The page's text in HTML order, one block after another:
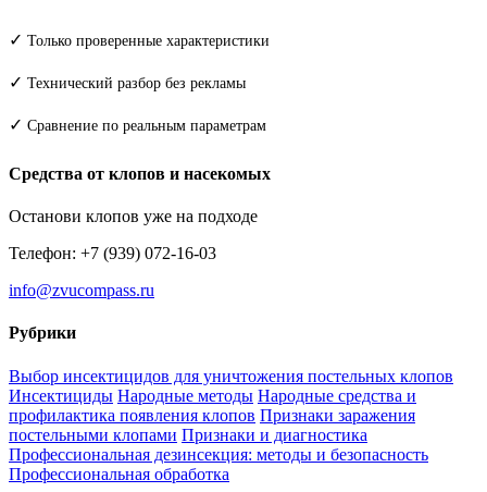
✓ Только проверенные характеристики
✓ Технический разбор без рекламы
✓ Сравнение по реальным параметрам
Средства от клопов и насекомых
Останови клопов уже на подходе
Телефон: +7 (939) 072-16-03
info@zvucompass.ru
Рубрики
Выбор инсектицидов для уничтожения постельных клопов
Инсектициды Народные методы Народные средства и
профилактика появления клопов Признаки заражения
постельными клопами Признаки и диагностика
Профессиональная дезинсекция: методы и безопасность
Профессиональная обработка